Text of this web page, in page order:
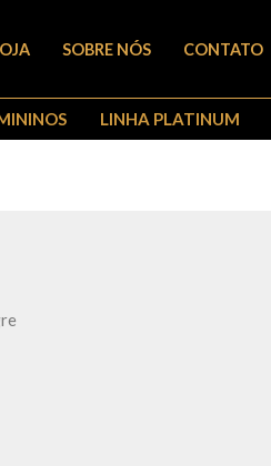
SOBRE NÓS CONTATO
LINHA PLATINUM